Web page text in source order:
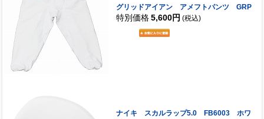
グリッドアイアン アメフトパンツ GRP
特別価格 5,600円 (税込)
ナイキ スカルラップ5.0 FB6003 ホワ